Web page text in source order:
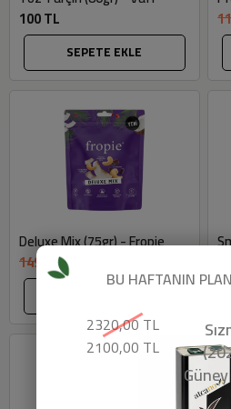
100 TL
SEPETE EKLE
Deluxe Mix (75gr) - Fropie
149,9 TL
BU HAFTANIN
2320,00 TL
2100,00 TL